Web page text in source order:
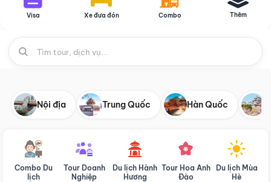
Visa Xe đưa đón Combo Thêm
Nội địa Trung Quốc Hàn Quốc
Combo Du
lịch
Tour Doanh
Nghiệp
Du lịch Hành
Hương
Tour Hoa Anh
Đào
Du lịch Mùa
Hè